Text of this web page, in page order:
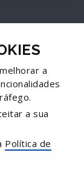
a
a sua
Política de